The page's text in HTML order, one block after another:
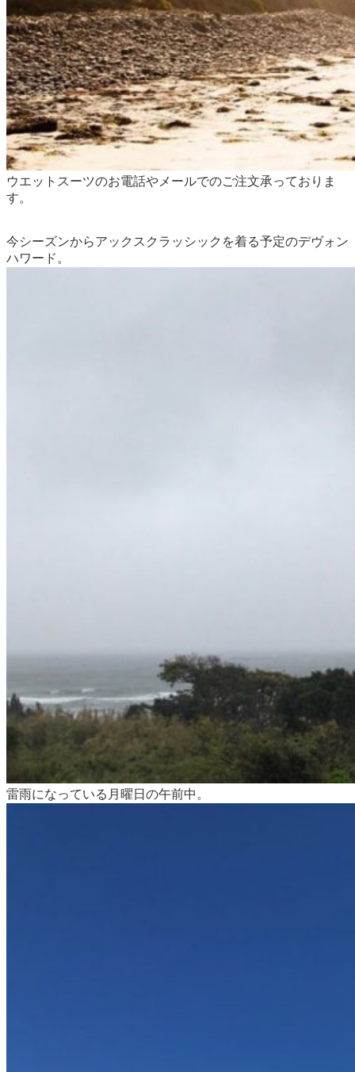
ウエットスーツのお電話やメールでのご注文承っておりま
す。
今シーズンからアックスクラッシックを着る予定のデヴォン
ハワード。
雷雨になっている月曜日の午前中。